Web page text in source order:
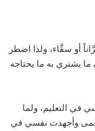
أو سقَّاء، ولذا اضطر
يشتري به ما يحتاجه
في التعليم، ولما
وأجهدت نفسي في